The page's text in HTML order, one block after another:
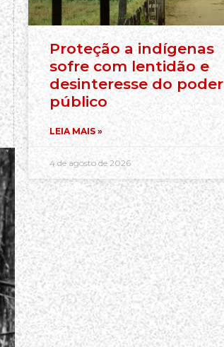
Proteção a indígenas
sofre com lentidão e
desinteresse do poder
público
LEIA MAIS »
4 de agosto de 2026